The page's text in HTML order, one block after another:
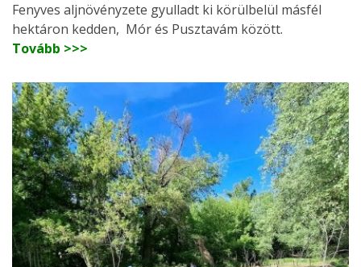
Fenyves aljnövényzete gyulladt ki körülbelül másfél
hektáron kedden, Mór és Pusztavám között.
Tovább >>>